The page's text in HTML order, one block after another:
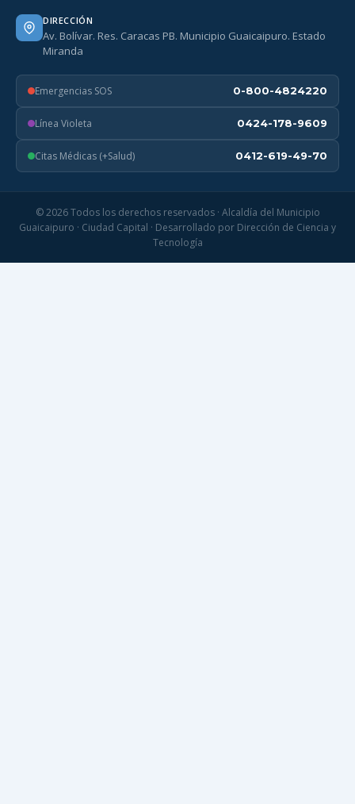
DIRECCIÓN
Av. Bolívar. Res. Caracas PB. Municipio Guaicaipuro. Estado
Miranda
Emergencias SOS 0-800-4824220
Línea Violeta 0424-178-9609
Citas Médicas (+Salud) 0412-619-49-70
© 2026 Todos los derechos reservados · Alcaldía del Municipio
Guaicaipuro · Ciudad Capital · Desarrollado por Dirección de Ciencia y
Tecnología